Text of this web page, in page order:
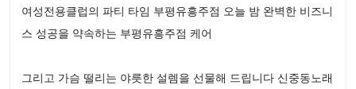
여성전용클럽의 파티 타임 부평유흥주점 오늘 밤 완벽한 비즈니
스 성공을 약속하는 부평유흥주점 케어
그리고 가슴 떨리는 야릇한 설렘을 선물해 드립니다 신중동노래